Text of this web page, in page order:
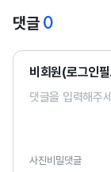
댓글 0
비회원(로그인
사진비밀댓글